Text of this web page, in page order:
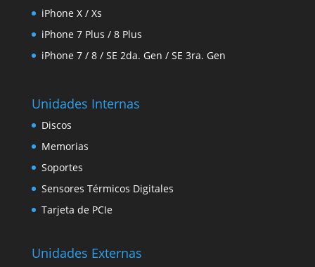
iPhone X / Xs
iPhone 7 Plus / 8 Plus
iPhone 7 / 8 / SE 2da. Gen / SE 3ra. Gen
Unidades Internas
Discos
Memorias
Soportes
Sensores Térmicos Digitales
Tarjeta de PCIe
Unidades Externas